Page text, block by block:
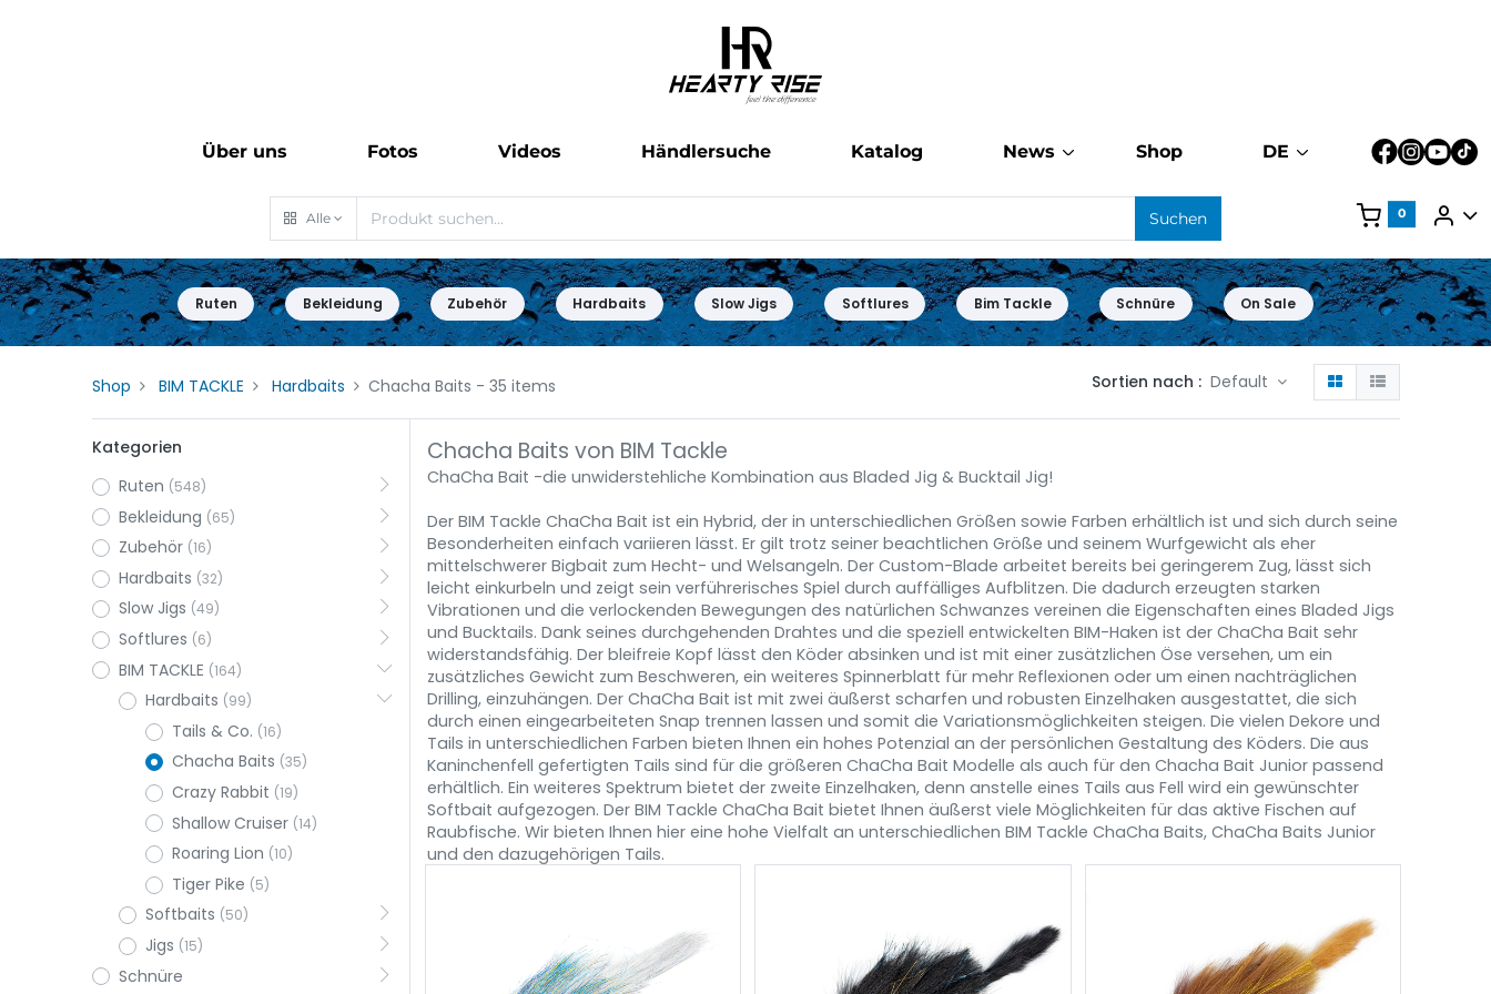
Über uns Fotos Videos Händlersuche Katalog News Shop DE
Alle Suchen 0
Ruten Bekleidung Zubehör Hardbaits Slow Jigs Softlures Bim Tackle Schnüre On Sale
Shop BIM TACKLE Hardbaits Chacha Baits - 35 items Sortien nach : Default
Kategorien
Ruten (548)
Bekleidung (65)
Zubehör (16)
Hardbaits (32)
Slow Jigs (49)
Softlures (6)
BIM TACKLE (164)
Hardbaits (99)
Tails & Co. (16)
Chacha Baits (35)
Crazy Rabbit (19)
Shallow Cruiser (14)
Roaring Lion (10)
Tiger Pike (5)
Softbaits (50)
Jigs (15)
Schnüre
Chacha Baits von BIM Tackle
ChaCha Bait -die unwiderstehliche Kombination aus Bladed Jig & Bucktail Jig!
Der BIM Tackle ChaCha Bait ist ein Hybrid, der in unterschiedlichen Größen sowie Farben erhältlich ist und sich durch seine
Besonderheiten einfach variieren lässt. Er gilt trotz seiner beachtlichen Größe und seinem Wurfgewicht als eher
mittelschwerer Bigbait zum Hecht- und Welsangeln. Der Custom-Blade arbeitet bereits bei geringerem Zug, lässt sich
leicht einkurbeln und zeigt sein verführerisches Spiel durch auffälliges Aufblitzen. Die dadurch erzeugten starken
Vibrationen und die verlockenden Bewegungen des natürlichen Schwanzes vereinen die Eigenschaften eines Bladed Jigs
und Bucktails. Dank seines durchgehenden Drahtes und die speziell entwickelten BIM-Haken ist der ChaCha Bait sehr
widerstandsfähig. Der bleifreie Kopf lässt den Köder absinken und ist mit einer zusätzlichen Öse versehen, um ein
zusätzliches Gewicht zum Beschweren, ein weiteres Spinnerblatt für mehr Reflexionen oder um einen nachträglichen
Drilling, einzuhängen. Der ChaCha Bait ist mit zwei äußerst scharfen und robusten Einzelhaken ausgestattet, die sich
durch einen eingearbeiteten Snap trennen lassen und somit die Variationsmöglichkeiten steigen. Die vielen Dekore und
Tails in unterschiedlichen Farben bieten Ihnen ein hohes Potenzial an der persönlichen Gestaltung des Köders. Die aus
Kaninchenfell gefertigten Tails sind für die größeren ChaCha Bait Modelle als auch für den Chacha Bait Junior passend
erhältlich. Ein weiteres Spektrum bietet der zweite Einzelhaken, denn anstelle eines Tails aus Fell wird ein gewünschter
Softbait aufgezogen. Der BIM Tackle ChaCha Bait bietet Ihnen äußerst viele Möglichkeiten für das aktive Fischen auf
Raubfische. Wir bieten Ihnen hier eine hohe Vielfalt an unterschiedlichen BIM Tackle ChaCha Baits, ChaCha Baits Junior
und den dazugehörigen Tails.